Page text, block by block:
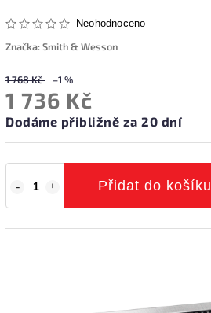
Neohodnoceno
Značka:Smith & Wesson
1 768 Kč –1 %
1 736 Kč
Dodáme přibližně za 20 dní
Přidat do košíku